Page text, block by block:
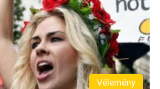
Vélemény